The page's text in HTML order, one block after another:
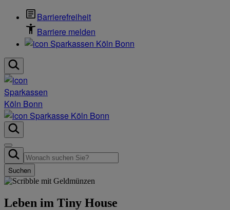
Barrierefreiheit
Barriere melden
Suchen
Leben im Tiny House